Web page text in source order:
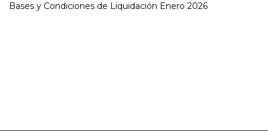
Bases y Condiciones de Liquidación Enero 2026